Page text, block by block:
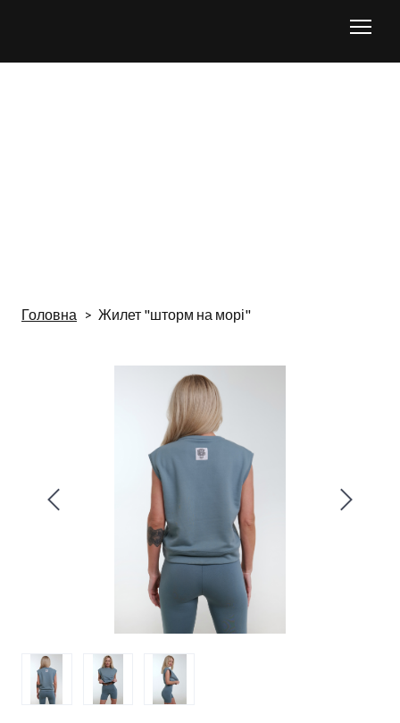
Головна Жилет "шторм на морі"